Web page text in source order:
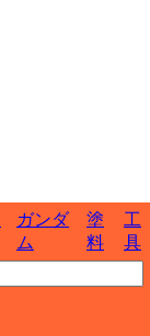
ガンダ
ム
塗
料
工
具